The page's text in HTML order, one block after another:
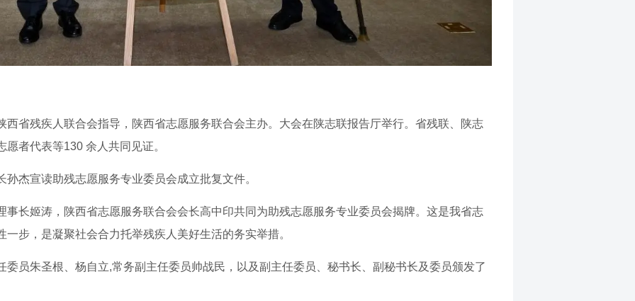
西省残疾人联合会指导，陕西省志愿服务联合会主办。大会在陕志联报告厅举行。省残联、陕志
者代表等130 余人共同见证。
杰宣读助残志愿服务专业委员会成立批复文件。
事长姬涛，陕西省志愿服务联合会会长高中印共同为助残志愿服务专业委员会揭牌。这是我省志
步，是凝聚社会合力托举残疾人美好生活的务实举措。
委员朱圣根、杨自立,常务副主任委员帅战民，以及副主任委员、秘书长、副秘书长及委员颁发了